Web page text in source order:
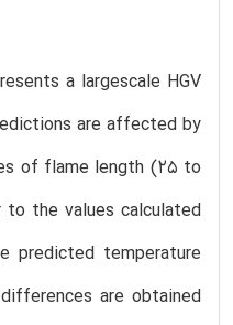
a largescale HGV
are affected by
of flame length (25 to
to the values calculated
predicted temperature
are obtained